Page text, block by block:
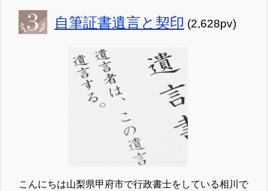
自筆証書遺言と契印 (2,628pv)
こんにちは山梨県甲府市で行政書士をしている相川で